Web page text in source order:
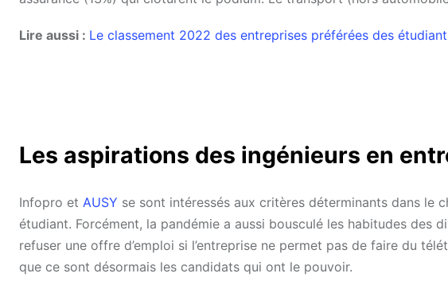
Lire aussi : Le classement 2022 des entreprises préférées des
Les aspirations des ingénieurs en
Infopro et AUSY se sont intéressés aux critères déterminants dans le
étudiant. Forcément, la pandémie a aussi bousculé les habitudes des
refuser une offre d’emploi si l’entreprise ne permet pas de faire du
que ce sont désormais les candidats qui ont le pouvoir.